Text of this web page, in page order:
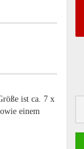
ist ca. 7 x
einem